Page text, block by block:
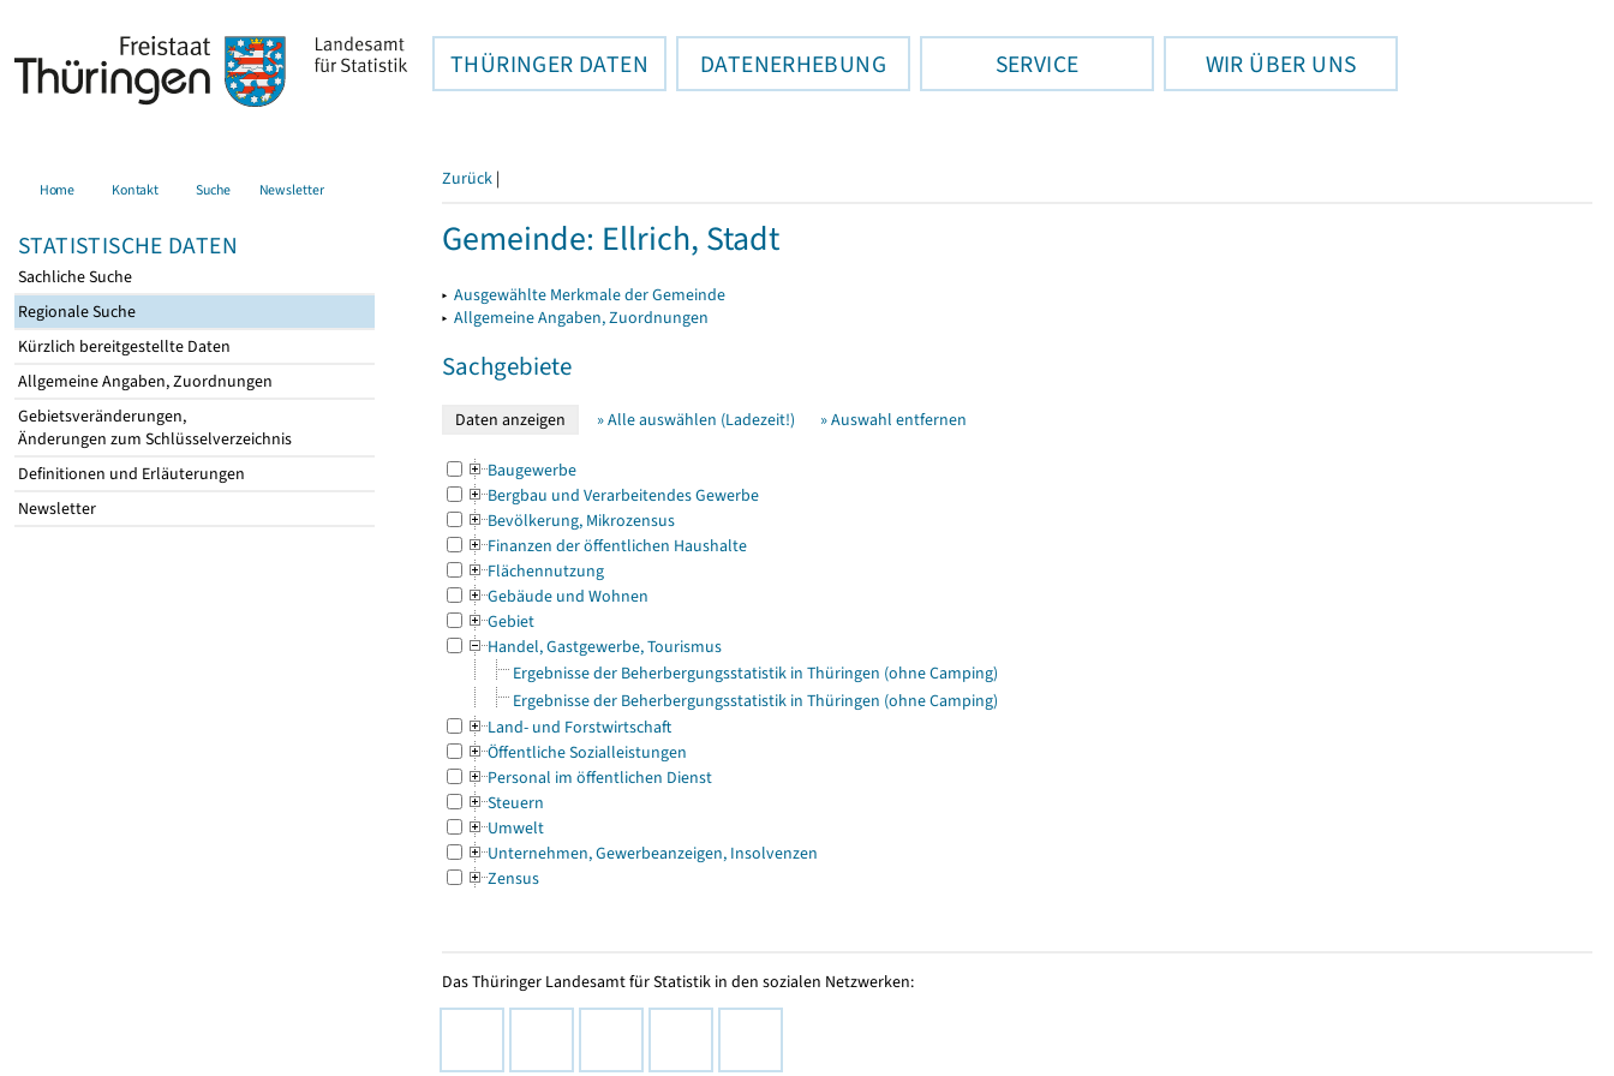
THÜRINGER DATEN DATENERHEBUNG SERVICE WIR ÜBER UNS
Home Kontakt Suche Newsletter
STATISTISCHE DATEN
Sachliche Suche
Regionale Suche
Kürzlich bereitgestellte Daten
Allgemeine Angaben, Zuordnungen
Gebietsveränderungen,
Änderungen zum Schlüsselverzeichnis
Definitionen und Erläuterungen
Newsletter
Zurück |
Gemeinde: Ellrich, Stadt
▸ Ausgewählte Merkmale der Gemeinde
▸ Allgemeine Angaben, Zuordnungen
Sachgebiete
» Alle auswählen (Ladezeit!) » Auswahl entfernen
Baugewerbe
Bergbau und Verarbeitendes Gewerbe
Bevölkerung, Mikrozensus
Finanzen der öffentlichen Haushalte
Flächennutzung
Gebäude und Wohnen
Gebiet
Handel, Gastgewerbe, Tourismus
Ergebnisse der Beherbergungsstatistik in Thüringen (ohne Camping)
Ergebnisse der Beherbergungsstatistik in Thüringen (ohne Camping)
Land- und Forstwirtschaft
Öffentliche Sozialleistungen
Personal im öffentlichen Dienst
Steuern
Umwelt
Unternehmen, Gewerbeanzeigen, Insolvenzen
Zensus
Das Thüringer Landesamt für Statistik in den sozialen Netzwerken: